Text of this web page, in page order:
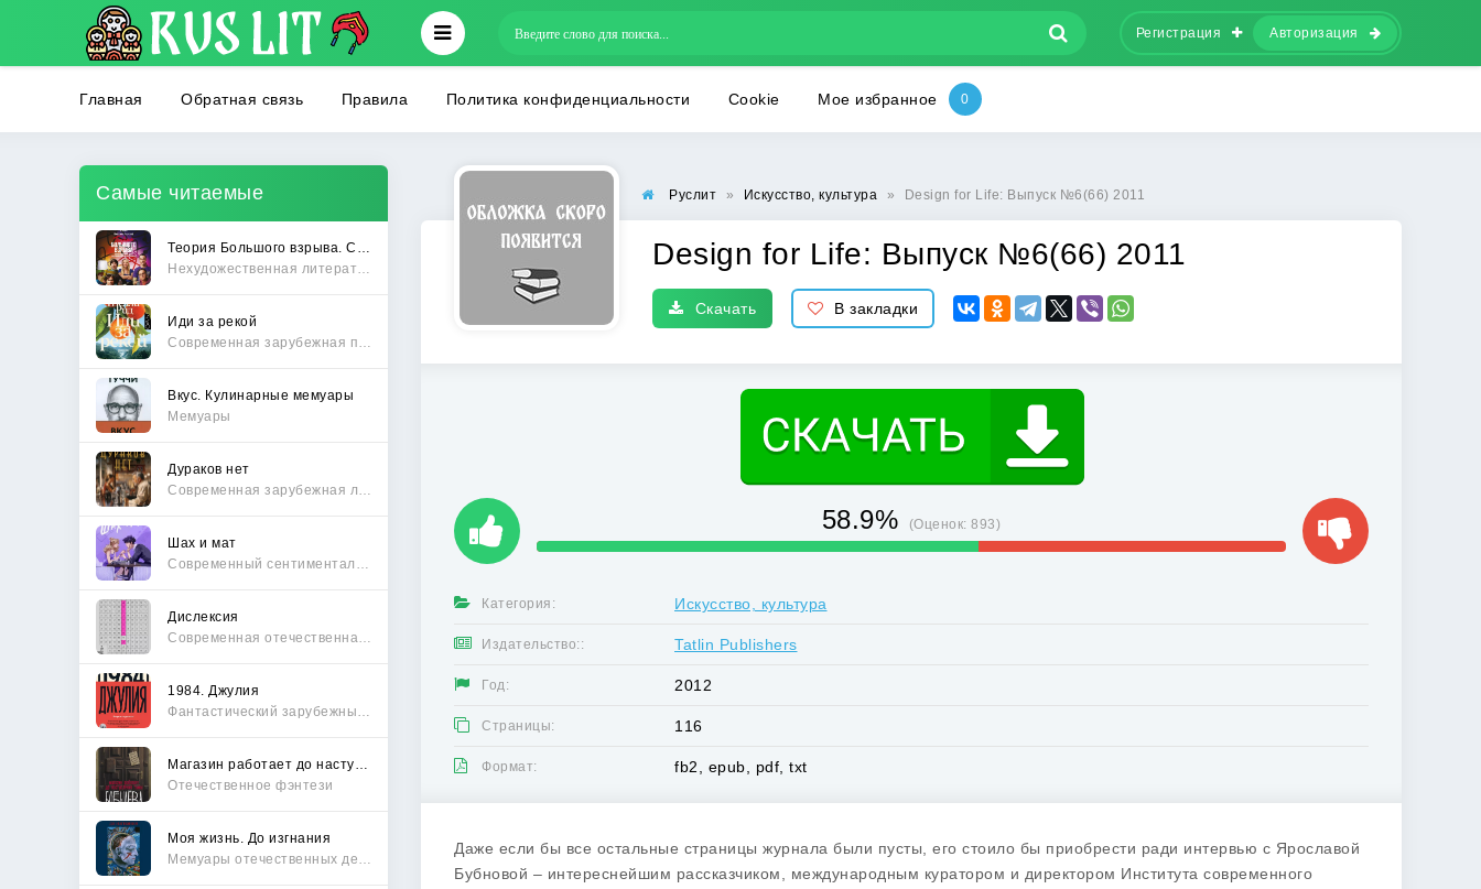
Регистрация Авторизация
Главная Обратная связь Правила Политика конфиденциальности Cookie Мое избранное
Самые читаемые
Иди за рекой
Вкус. Кулинарные мемуары
Мемуары
Дураков нет
Шах и мат
Дислексия
1984. Джулия
Отечественное фэнтези
Моя жизнь. До изгнания
Руслит » Искусство, культура » Design for Life: Выпуск №6(66) 2011
Design for Life: Выпуск №6(66) 2011
Скачать В закладки
58.9% (Оценок:893)
Категория: Искусство, культура
Издательство:: Tatlin Publishers
Год: 2012
Страницы: 116
Формат: fb2, epub, pdf, txt
Даже если бы все остальные страницы журнала были пусты, его стоило бы приобрести ради интервью с Ярославой
Бубновой – интереснейшим рассказчиком, международным куратором и директором Института современного